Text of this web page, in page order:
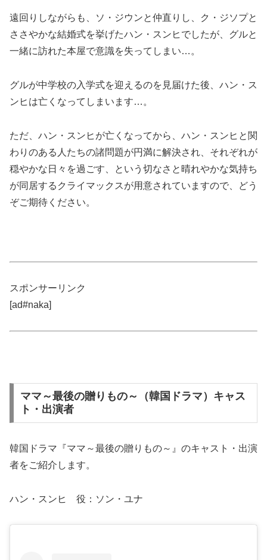
遠回りしながらも、ソ・ジウンと仲直りし、ク・ジソプと
ささやかな結婚式を挙げたハン・スンヒでしたが、グルと
一緒に訪れた本屋で意識を失ってしまい…。
グルが中学校の入学式を迎えるのを見届けた後、ハン・ス
ンヒは亡くなってしまいます…。
ただ、ハン・スンヒが亡くなってから、ハン・スンヒと関
わりのある人たちの諸問題が円満に解決され、それぞれが
穏やかな日々を過ごす、という切なさと晴れやかな気持ち
が同居するクライマックスが用意されていますので、どう
ぞご期待ください。
スポンサーリンク
[ad#naka]
ママ～最後の贈りもの～（韓国ドラマ）キャス
ト・出演者
韓国ドラマ『ママ～最後の贈りもの～』のキャスト・出演
者をご紹介します。
ハン・スンヒ 役：ソン・ユナ